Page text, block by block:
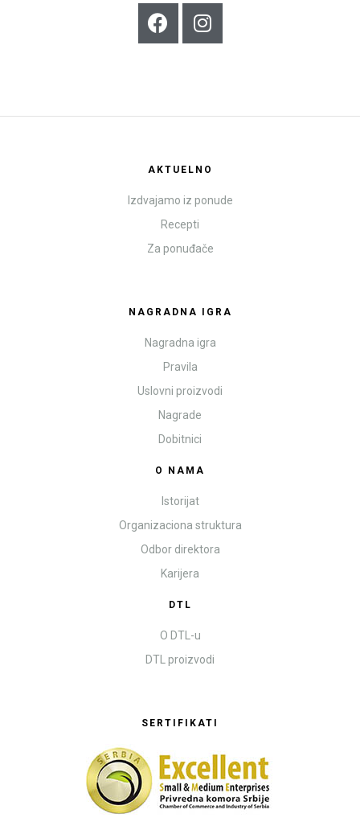
AKTUELNO
Izdvajamo iz ponude
Recepti
Za ponuđače
NAGRADNA IGRA
Nagradna igra
Pravila
Uslovni proizvodi
Nagrade
Dobitnici
O NAMA
Istorijat
Organizaciona struktura
Odbor direktora
Karijera
DTL
O DTL-u
DTL proizvodi
SERTIFIKATI